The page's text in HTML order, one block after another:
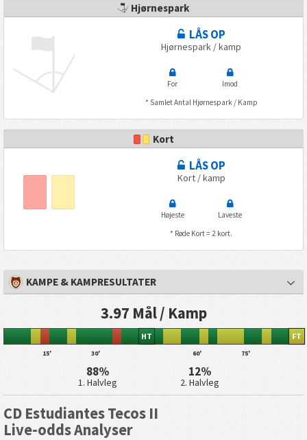
Hjørnespark
LÅS OP
Hjørnespark / kamp
For
Imod
* Samlet Antal Hjørnespark / Kamp
Kort
LÅS OP
Kort / kamp
Højeste
Laveste
* Røde Kort = 2 kort.
KAMPE & KAMPRESULTATER
3.97 Mål / Kamp
15' 30'
HT
60' 75'
FT
88%
1. Halvleg
12%
2. Halvleg
CD Estudiantes Tecos II
Live-odds Analyser